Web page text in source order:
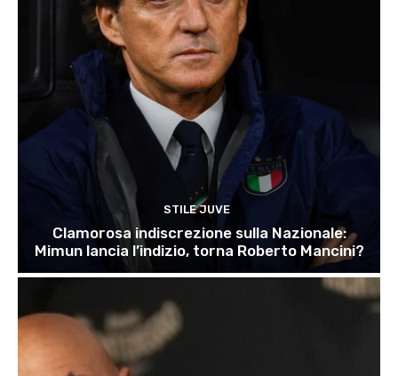
STILE JUVE
Clamorosa indiscrezione sulla Nazionale:
Mimun lancia l’indizio, torna Roberto Mancini?